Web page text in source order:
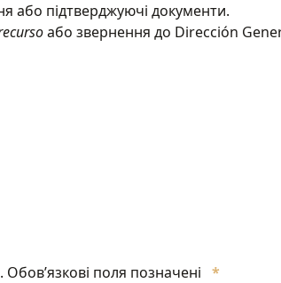
або підтверджуючі документи.
або звернення до Dirección
Обов’язкові поля позначені *